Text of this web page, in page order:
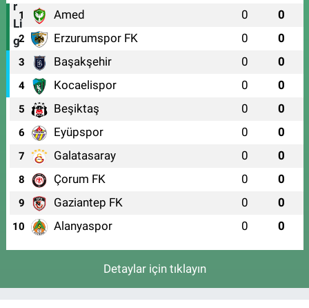
1 Amed 0 0
2 Erzurumspor FK 0 0
3 Başakşehir 0 0
4 Kocaelispor 0 0
5 Beşiktaş 0 0
6 Eyüpspor 0 0
7 Galatasaray 0 0
8 Çorum FK 0 0
9 Gaziantep FK 0 0
10 Alanyaspor 0 0
Detaylar için tıklayın